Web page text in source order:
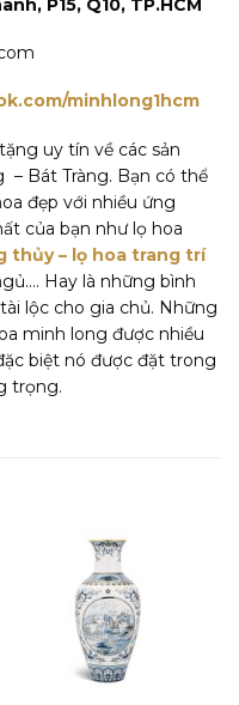
P15, Q10, TP.HCM
minhlong1hcm
uy tín về các sản
Bát Tràng. Bạn có thể
đẹp với nhiều ứng
của bạn như lọ hoa
thủy – lọ hoa trang trí
Hay là những bình
lộc cho gia chủ. Những
minh long được nhiều
biệt nó được đặt trong
trọng.